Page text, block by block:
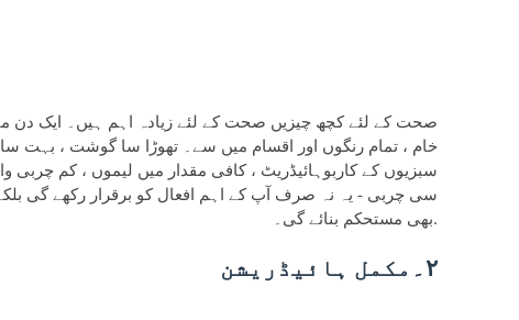
صحت کے لئے کچھ چیزیں صحت کے لئے زیادہ اہم ہیں۔ ایک دن
سبزیوں کے کاربوہائیڈریٹ ، کافی مقدار میں لیموں ، کم
سی چربی - یہ نہ صرف آپ کے اہم افعال کو برقرار رکھے گی
بھی مستحکم بنائے گی۔.
٢۔مکمل ہائیڈریشن